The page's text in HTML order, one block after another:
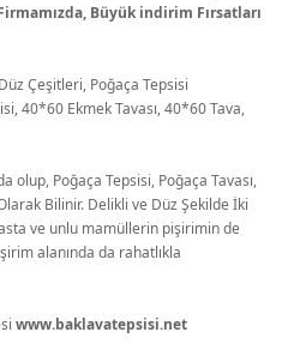
Büyük indirim Fırsatları
Çeşitleri, Poğaça Tepsisi
40*60 Ekmek Tavası, 40*60 Tava,
olup, Poğaça Tepsisi, Poğaça Tavası,
Bilinir. Delikli ve Düz Şekilde İki
ve unlu mamüllerin pişirimin de
alanında da rahatlıkla
www.baklavatepsisi.net